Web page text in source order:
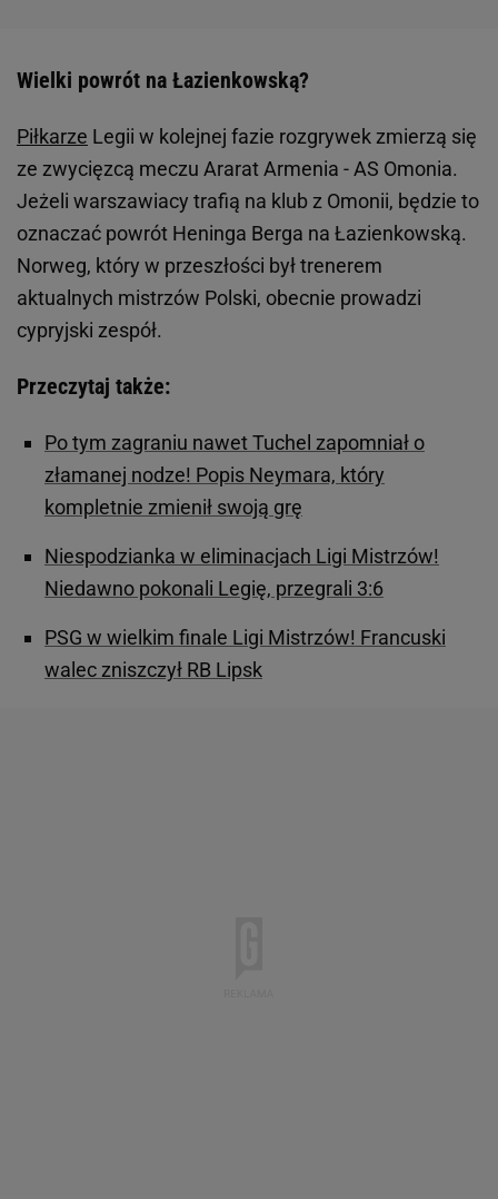
Wielki powrót na Łazienkowską?
Piłkarze Legii w kolejnej fazie rozgrywek zmierzą się
ze zwycięzcą meczu Ararat Armenia - AS Omonia.
Jeżeli warszawiacy trafią na klub z Omonii, będzie to
oznaczać powrót Heninga Berga na Łazienkowską.
Norweg, który w przeszłości był trenerem
aktualnych mistrzów Polski, obecnie prowadzi
cypryjski zespół.
Przeczytaj także:
Po tym zagraniu nawet Tuchel zapomniał o
złamanej nodze! Popis Neymara, który
kompletnie zmienił swoją grę
Niespodzianka w eliminacjach Ligi Mistrzów!
Niedawno pokonali Legię, przegrali 3:6
PSG w wielkim finale Ligi Mistrzów! Francuski
walec zniszczył RB Lipsk